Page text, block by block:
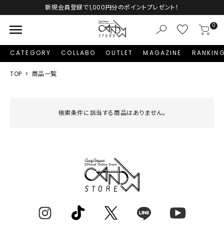
Autumn Collection予約受付中♡
menu 0
CATEGORY COLLABO OUTLET MAGAZINE
TOP 商品一覧
検索条件に該当する商品はありません。